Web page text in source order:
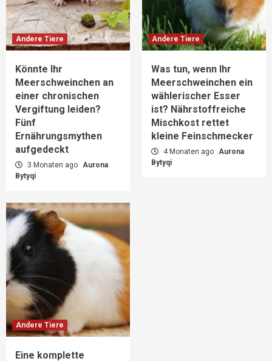
Andere Tiere
Könnte Ihr
Meerschweinchen an
einer chronischen
Vergiftung leiden?
Fünf
Ernährungsmythen
aufgedeckt
3 Monaten ago Aurona
Bytyqi
Andere Tiere
Was tun, wenn Ihr
Meerschweinchen ein
wählerischer Esser
ist? Nährstoffreiche
Mischkost rettet
kleine Feinschmecker
4 Monaten ago Aurona
Bytyqi
Andere Tiere
Eine komplette